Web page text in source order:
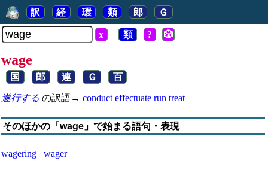
訳 経 環 類 郎 Ｇ
x 類 ? 🎲
wage
国 郎 連 Ｇ 百
遂行する の訳語→ conduct effectuate run treat
そのほかの「wage」で始まる語句・表現
wagering wager